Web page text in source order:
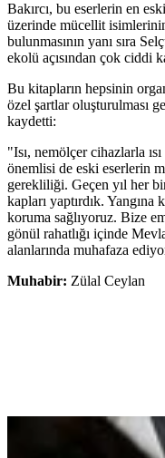
Bakırcı, bu eserlerin en
üzerinde mücellit
bulunmasının yanı sıra
ekolü açısından çok ciddi
Bu kitapların hepsinin
özel şartlar oluşturulması
kaydetti:
"Isı, nemölçer cihazlarla
önemlisi de eski eserlerin
gerekliliği. Geçen yıl her
kapları yaptırdık. Yangına
koruma sağlıyoruz. Bize
gönül rahatlığı içinde
alanlarında muhafaza
Muhabir: Zülal Ceylan